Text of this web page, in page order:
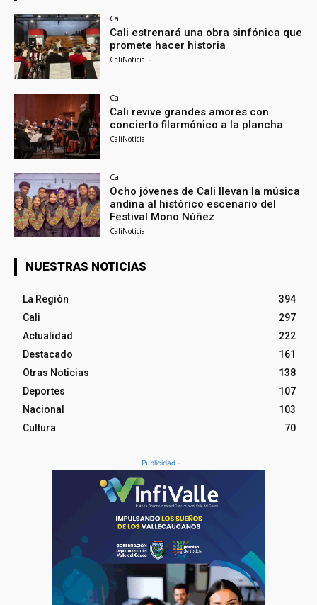
Cali
Cali estrenará una obra sinfónica que
promete hacer historia
CaliNoticia -
Cali
Cali revive grandes amores con
concierto filarmónico a la plancha
CaliNoticia -
Cali
Ocho jóvenes de Cali llevan la música
andina al histórico escenario del
Festival Mono Núñez
CaliNoticia -
NUESTRAS NOTICIAS
La Región
394
Cali
297
Actualidad
222
Destacado
161
Otras Noticias
138
Deportes
107
Nacional
103
Cultura
70
- Publicidad -